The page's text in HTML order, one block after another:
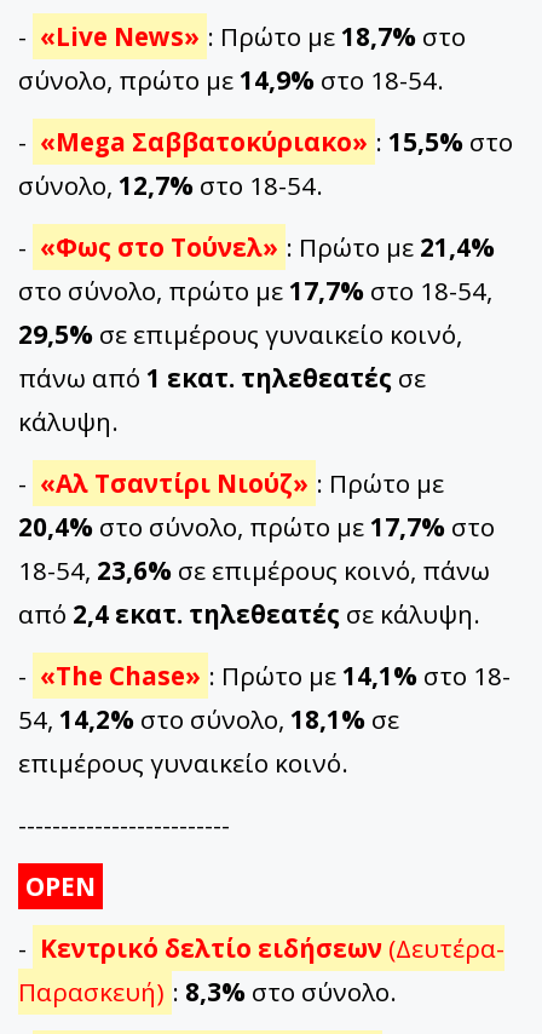
- «Live News» : Πρώτο με 18,7% στο
σύνολο, πρώτο με 14,9% στο 18-54.
- «Mega Σαββατοκύριακο» : 15,5% στο
σύνολο, 12,7% στο 18-54.
- «Φως στο Τούνελ» : Πρώτο με 21,4%
στο σύνολο, πρώτο με 17,7% στο 18-54,
29,5% σε επιμέρους γυναικείο κοινό,
πάνω από 1 εκατ. τηλεθεατές σε
κάλυψη.
- «Αλ Τσαντίρι Νιούζ» : Πρώτο με
20,4% στο σύνολο, πρώτο με 17,7% στο
18-54, 23,6% σε επιμέρους κοινό, πάνω
από 2,4 εκατ. τηλεθεατές σε κάλυψη.
- «The Chase» : Πρώτο με 14,1% στο 18-
54, 14,2% στο σύνολο, 18,1% σε
επιμέρους γυναικείο κοινό.
-------------------------
OPEN
- Κεντρικό δελτίο ειδήσεων (Δευτέρα-
Παρασκευή) : 8,3% στο σύνολο.